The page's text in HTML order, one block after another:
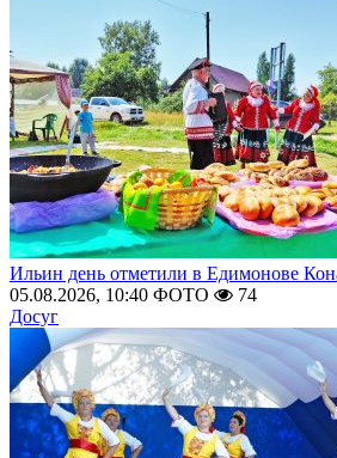
Ильин день отметили в Едимонове
05.08.2026, 10:40 ФОТО
74
Досуг